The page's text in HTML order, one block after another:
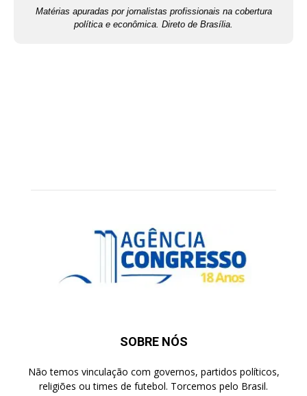
Matérias apuradas por jornalistas profissionais na cobertura
política e econômica. Direto de Brasília.
SOBRE NÓS
Não temos vinculação com governos, partidos políticos,
religiões ou times de futebol. Torcemos pelo Brasil.